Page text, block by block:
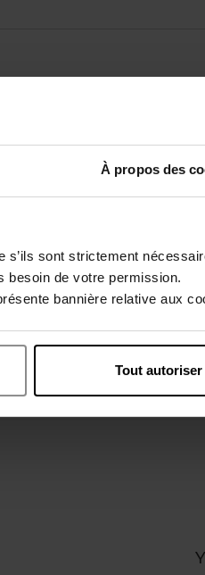
À propos des
s’ils sont strictement
besoin de votre permission.
bannière relative aux
Tout autoriser